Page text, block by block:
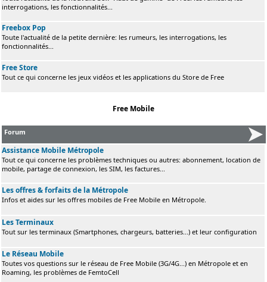
interrogations, les fonctionnalités...
Freebox Pop
Toute l'actualité de la petite dernière: les rumeurs, les interrogations, les
fonctionnalités...
Free Store
Tout ce qui concerne les jeux vidéos et les applications du Store de Free
Free Mobile
Forum
Assistance Mobile Métropole
Tout ce qui concerne les problèmes techniques ou autres: abonnement, location de
mobile, partage de connexion, les SIM, les factures...
Les offres & forfaits de la Métropole
Infos et aides sur les offres mobiles de Free Mobile en Métropole.
Les Terminaux
Tout sur les terminaux (Smartphones, chargeurs, batteries...) et leur configuration
Le Réseau Mobile
Toutes vos questions sur le réseau de Free Mobile (3G/4G...) en Métropole et en
Roaming, les problèmes de FemtoCell